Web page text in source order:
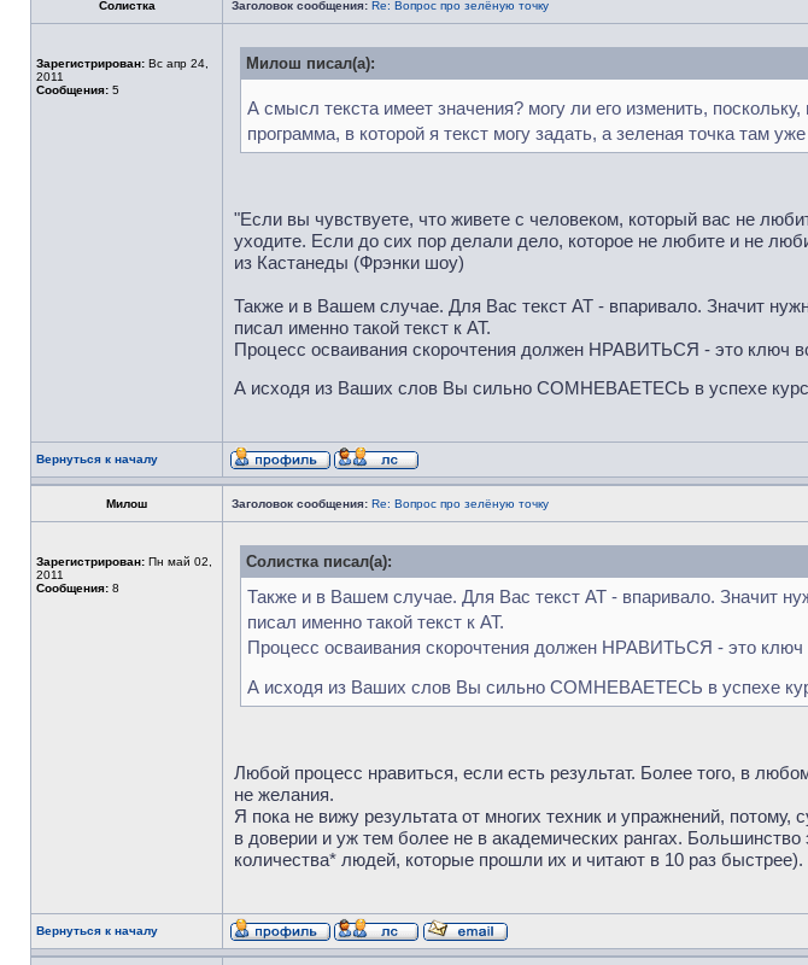
Солистка Заголовок сообщения: Re: Вопрос про зелёную точку
Зарегистрирован: Вс апр 24,
2011
Сообщения: 5
Милош писал(а):
А смысл текста имеет значения? могу ли его изменить,
программа, в которой я текст могу задать, а зеленая точка там
"Если вы чувствуете, что живете с человеком, который вас не
уходите. Если до сих пор делали дело, которое не любите и не
из Кастанеды (Фрэнки шоу)
Также и в Вашем случае. Для Вас текст АТ - впаривало. Значит
писал именно такой текст к АТ.
Процесс осваивания скорочтения должен НРАВИТЬСЯ - это ключ
А исходя из Ваших слов Вы сильно СОМНЕВАЕТЕСЬ в успехе
Вернуться к началу
Милош Заголовок сообщения: Re: Вопрос про зелёную точку
Зарегистрирован: Пн май 02,
2011
Сообщения: 8
Солистка писал(а):
Также и в Вашем случае. Для Вас текст АТ - впаривало. Значит
писал именно такой текст к АТ.
Процесс осваивания скорочтения должен НРАВИТЬСЯ - это ключ
А исходя из Ваших слов Вы сильно СОМНЕВАЕТЕСЬ в успехе
Любой процесс нравиться, если есть результат. Более того, в
не желания.
Я пока не вижу результата от многих техник и упражнений,
в доверии и уж тем более не в академических рангах.
количества* людей, которые прошли их и читают в 10 раз
Вернуться к началу